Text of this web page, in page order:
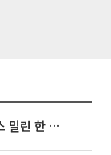
[베스트&워스트] 삼성전자·SK하이닉스 밀린 한 주…상상인증권은 85% 급등